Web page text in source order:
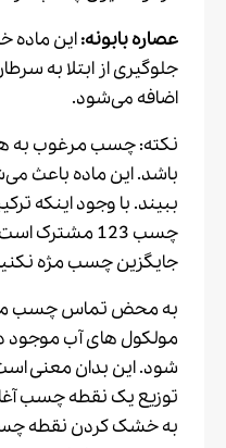
عصاره بابونه:این ماده
جلوگیری از ابتلا به
اضافه می‌شود.
نکته: چسب مرغوب به
باشد. این ماده باعث
ببیند. با وجود اینکه
جایگزین چسب مژه
به محض تماس چسب مژه
مولکول های آب موجود
شود. این بدان معنی
توزیع یک نقطه چسب
به خشک کردن نقطه